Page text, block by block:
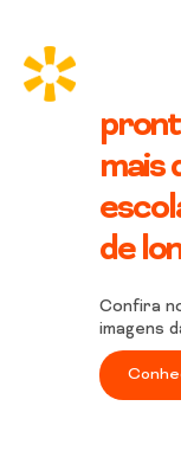
mais
de
Confira
imagens